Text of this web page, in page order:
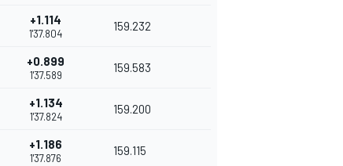
+1.114
1'37.804
159.232
+0.899
1'37.589
159.583
+1.134
1'37.824
159.200
+1.186
1'37.876
159.115